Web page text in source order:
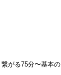
がる75分〜基本